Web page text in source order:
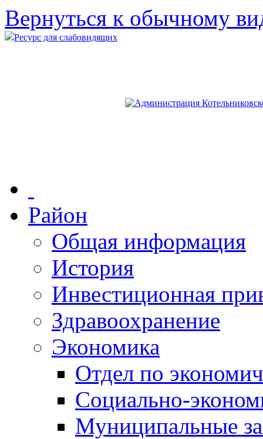
Вернуться к обычному
Ресурс для слабовидящих
Район
Общая информация
История
Инвестиционная
Здравоохранение
Экономика
Отдел по
Социально-
Муниципальные